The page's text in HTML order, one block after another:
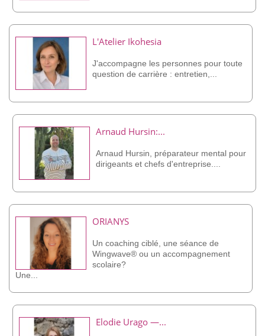
L'Atelier Ikohesia
J'accompagne les personnes pour toute
question de carrière : entretien,...
Arnaud Hursin:...
Arnaud Hursin, préparateur mental pour
dirigeants et chefs d'entreprise....
ORIANYS
Un coaching ciblé, une séance de
Wingwave® ou un accompagnement
scolaire?
Une...
Elodie Urago —...